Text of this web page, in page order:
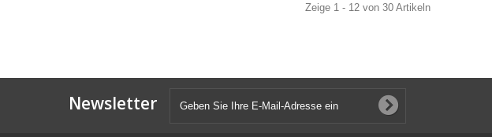
Zeige 1 - 12 von 30 Artikeln
Newsletter